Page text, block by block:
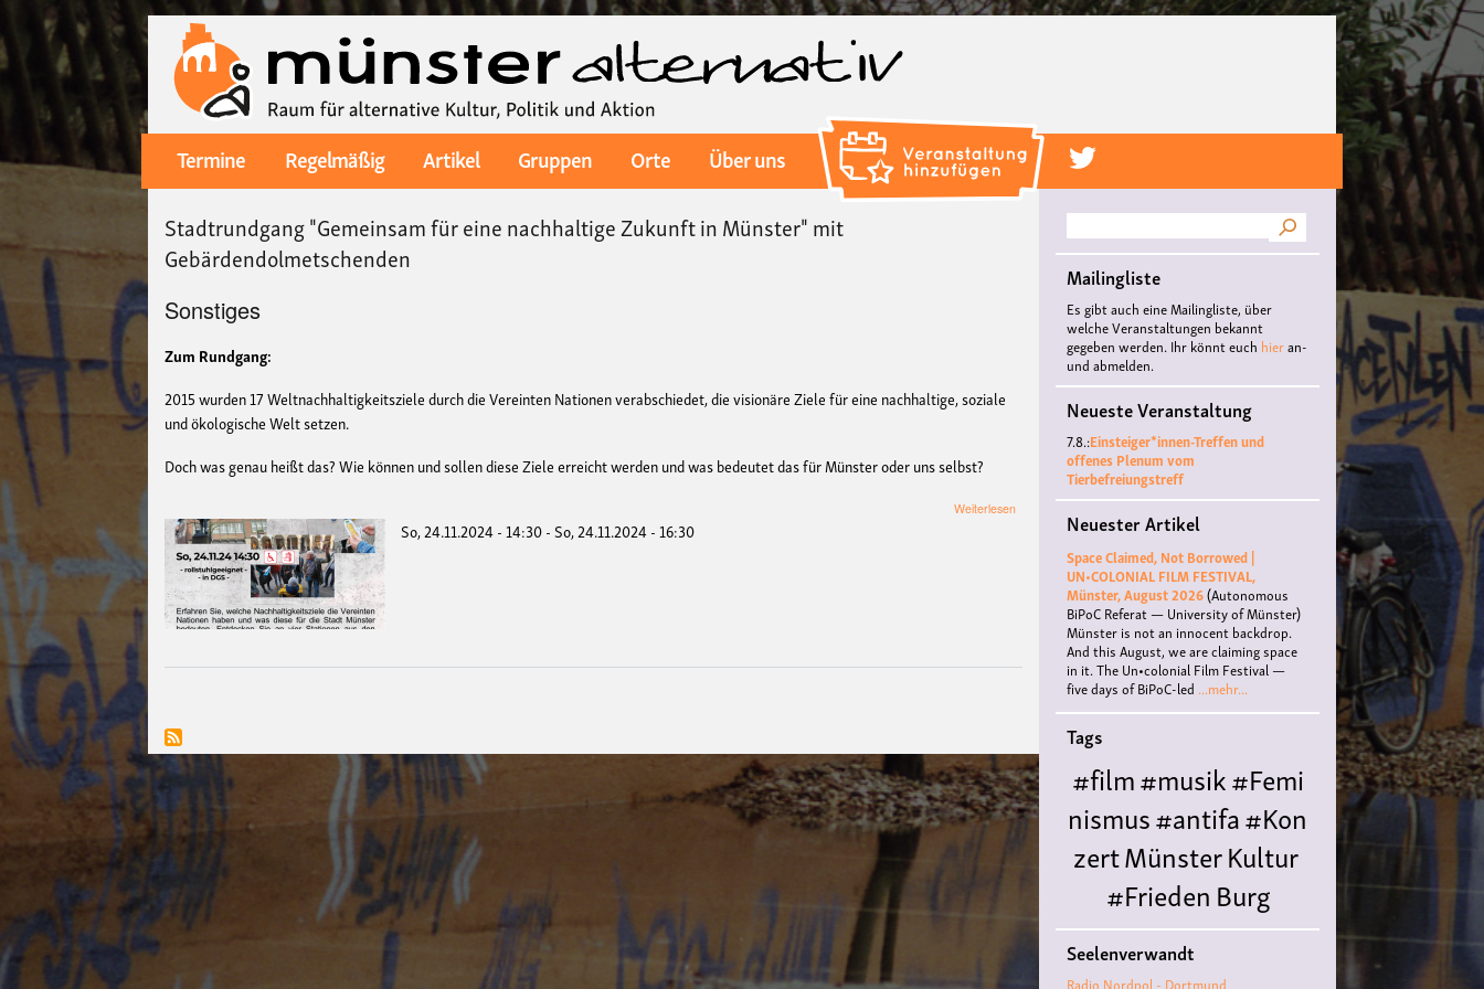
Inhalt
Main
navigation
Termine Regelmäßig Artikel Gruppen Orte
Über uns
Stadtrundgang "Gemeinsam für eine nachhaltige Zukunft in Münster" mit
Gebärdendolmetschenden
Sonstiges
Zum Rundgang:
2015 wurden 17 Weltnachhaltigkeitsziele durch die Vereinten Nationen verabschiedet, die visionäre Ziele für eine nachhaltige, soziale
und ökologische Welt setzen.
Doch was genau heißt das? Wie können und sollen diese Ziele erreicht werden und was bedeutet das für Münster oder uns selbst?
Weiterlesen
Stadtrundgang
nachhaltige
Gebärdendolmetschenden
So, 24.11.2024 - 14:30-So, 24.11.2024 - 16:30
Suche
Mailingliste
Es gibt auch eine Mailingliste, über
welche Veranstaltungen bekannt
gegeben werden. Ihr könnt euch hieran-
und abmelden.
Neueste Veranstaltung
7.8.:Einsteiger*innen-Treffen und
offenes Plenum vom
Tierbefreiungstreff
Neuester Artikel
Space Claimed, Not Borrowed |
UN•COLONIAL FILM FESTIVAL,
Münster, August 2026(Autonomous
BiPoC Referat — University of Münster)
Münster is not an innocent backdrop.
And this August, we are claiming space
in it. The Un•colonial Film Festival —
five days of BiPoC-led ...mehr...
Tags
#film#musik#Femi
nismus#antifa#Kon
zertMünsterKultur
#FriedenBurg
Hülshoffliteratur#
Queer#Workshop
Seelenverwandt
Radio Nordpol - Dortmund